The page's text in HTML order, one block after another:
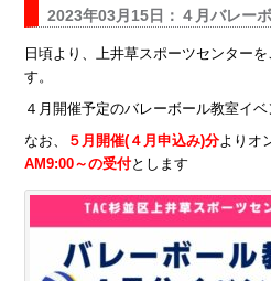
2023年03月15日：４月バレー
日頃より、上井草スポーツセンター
す。
４月開催予定のバレーボール教室イベ
なお、
５月開催(４月申込み)分よりオ
AM9:00～の受付とします